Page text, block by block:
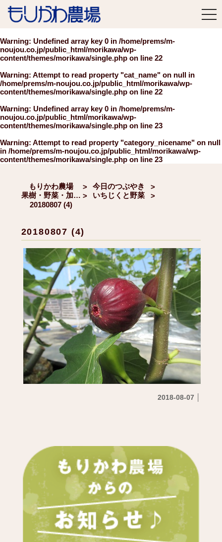
Warning: Undefined array key 0 in /home/prems/m-
noujou.co.jp/public_html/morikawa/wp-
content/themes/morikawa/single.php on line 22
Warning: Attempt to read property "cat_name" on null in
/home/prems/m-noujou.co.jp/public_html/morikawa/wp-
content/themes/morikawa/single.php on line 22
Warning: Undefined array key 0 in /home/prems/m-
noujou.co.jp/public_html/morikawa/wp-
content/themes/morikawa/single.php on line 23
Warning: Attempt to read property "category_nicename" on null
in /home/prems/m-noujou.co.jp/public_html/morikawa/wp-
content/themes/morikawa/single.php on line 23
もりかわ農場 > 今日のつぶやき
>
果樹・野菜・加工品など > いちじくと野菜
>
20180807 (4)
20180807 (4)
2018-08-07 │